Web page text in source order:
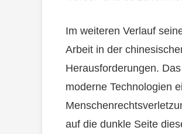
Im weiteren Verlauf
Arbeit in der
Herausforderungen.
moderne Technologien
auf die dunkle Seite